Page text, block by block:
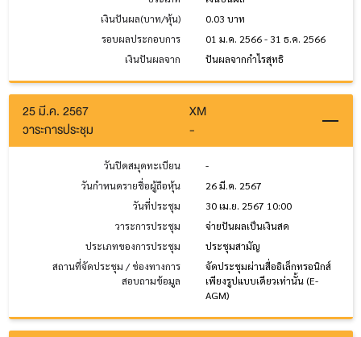
เงินปันผล(บาท/หุ้น)
0.03 บาท
รอบผลประกอบการ
01 ม.ค. 2566 - 31 ธ.ค. 2566
เงินปันผลจาก
ปันผลจากกำไรสุทธิ
25 มี.ค. 2567
XM
วาระการประชุม
-
วันปิดสมุดทะเบียน
-
วันกำหนดรายชื่อผู้ถือหุ้น
26 มี.ค. 2567
วันที่ประชุม
30 เม.ย. 2567 10:00
วาระการประชุม
จ่ายปันผลเป็นเงินสด
ประเภทของการประชุม
ประชุมสามัญ
สถานที่จัดประชุม / ช่องทางการ
สอบถามข้อมูล
จัดประชุมผ่านสื่ออิเล็กทรอนิกส์
เพียงรูปแบบเดียวเท่านั้น (E-
AGM)